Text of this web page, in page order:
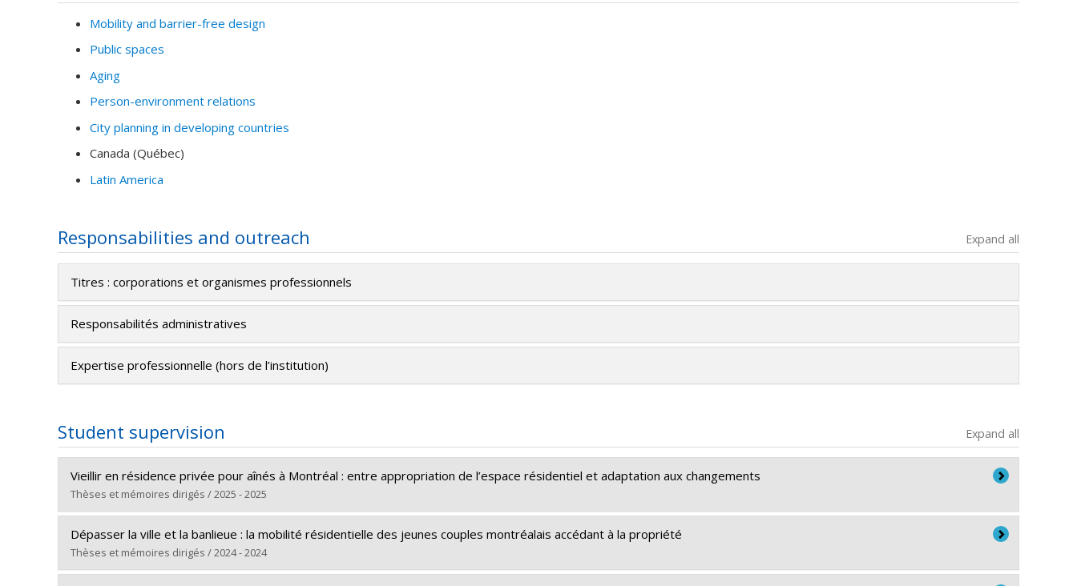
Mobility and barrier-free design
Public spaces
Aging
Person-environment relations
City planning in developing countries
Canada (Québec)
Latin America
Responsabilities and outreach Expand all
Titres : corporations et organismes professionnels
Responsabilités administratives
Expertise professionnelle (hors de l’institution)
Student supervision Expand all
Vieillir en résidence privée pour aînés à Montréal : entre appropriation de l’espace résidentiel et adaptation aux changements
Thèses et mémoires dirigés / 2025 - 2025
Graduate :Boubaker, Rana
Cycle : Doctoral
Grade :Ph. D.
Dépasser la ville et la banlieue : la mobilité résidentielle des jeunes couples montréalais accédant à la propriété
Thèses et mémoires dirigés / 2024 - 2024